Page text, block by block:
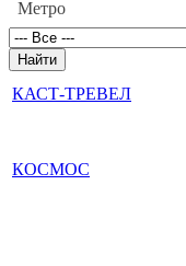
Метро
КАСТ-ТРЕВЕЛ
КОСМОС